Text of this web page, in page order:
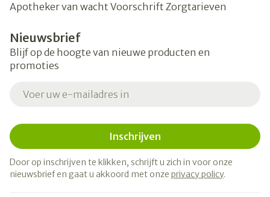
Apotheker van wacht Voorschrift Zorgtarieven
Nieuwsbrief
Blijf op de hoogte van nieuwe producten en
promoties
Inschrijven
Door op inschrijven te klikken, schrijft u zich in voor onze
nieuwsbrief en gaat u akkoord met onze privacy policy.